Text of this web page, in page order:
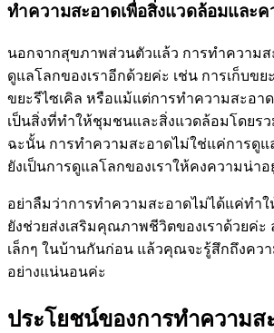
ทำความสะอาดเพื่อสิ่งแวดล้อมและค
นอกจากสุขภาพส่วนตัวแล้ว การทำความส
ดูแลโลกของเราอีกด้วยค่ะ เช่น การเก็บข
ขยะรีไซเคิล หรือแม้แต่การทำความสะอ
เป็นสิ่งที่ทำให้ชุมชนและสิ่งแวดล้อมโดยรว
ฉะนั้น การทำความสะอาดไม่ใช่แค่การดูแ
ยังเป็นการดูแลโลกของเราให้คงความน่า
อย่าลืมว่าการทำความสะอาดไม่ได้แค่ทำ
ยังช่วยส่งเสริมคุณภาพชีวิตของเราด้วยค่ะ
เล็กๆ ในบ้านกันก่อน แล้วคุณจะรู้สึกถึงคว
อย่างแน่นอนค่ะ
ประโยชน์ของการทำความส